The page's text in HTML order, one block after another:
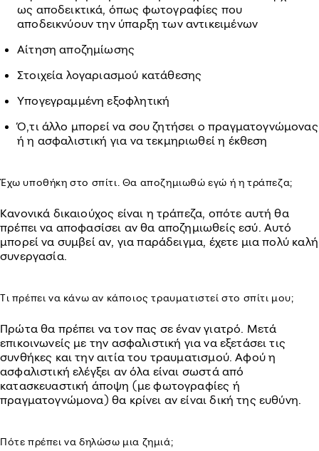
ως αποδεικτικά, όπως φωτογραφίες που
αποδεικνύουν την ύπαρξη των αντικειμένων
Αίτηση αποζημίωσης
Στοιχεία λογαριασμού κατάθεσης
Υπογεγραμμένη εξοφλητική
Ό,τι άλλο μπορεί να σου ζητήσει ο πραγματογνώμονας
ή η ασφαλιστική για να τεκμηριωθεί η έκθεση
Έχω υποθήκη στο σπίτι. Θα αποζημιωθώ εγώ ή η τράπεζα;
Κανονικά δικαιούχος είναι η τράπεζα, οπότε αυτή θα
πρέπει να αποφασίσει αν θα αποζημιωθείς εσύ. Αυτό
μπορεί να συμβεί αν, για παράδειγμα, έχετε μια πολύ καλή
συνεργασία.
Τι πρέπει να κάνω αν κάποιος τραυματιστεί στο σπίτι μου;
Πρώτα θα πρέπει να τον πας σε έναν γιατρό. Μετά
επικοινωνείς με την ασφαλιστική για να εξετάσει τις
συνθήκες και την αιτία του τραυματισμού. Αφού η
ασφαλιστική ελέγξει αν όλα είναι σωστά από
κατασκευαστική άποψη (με φωτογραφίες ή
πραγματογνώμονα) θα κρίνει αν είναι δική της ευθύνη.
Πότε πρέπει να δηλώσω μια ζημιά;